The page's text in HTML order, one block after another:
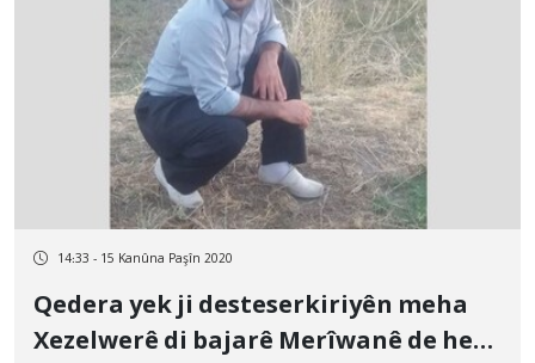
14:33 - 15 Kanûna Paşîn 2020
Qedera yek ji desteserkiriyên meha
Xezelwerê di bajarê Merîwanê de heya